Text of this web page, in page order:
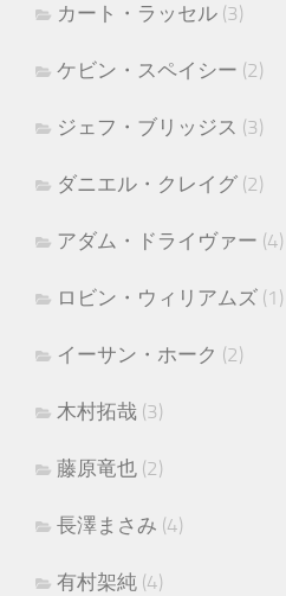
カート・ラッセル (3)
ケビン・スペイシー (2)
ジェフ・ブリッジス (3)
ダニエル・クレイグ (2)
アダム・ドライヴァー (4)
ロビン・ウィリアムズ (1)
イーサン・ホーク (2)
木村拓哉 (3)
藤原竜也 (2)
長澤まさみ (4)
有村架純 (4)